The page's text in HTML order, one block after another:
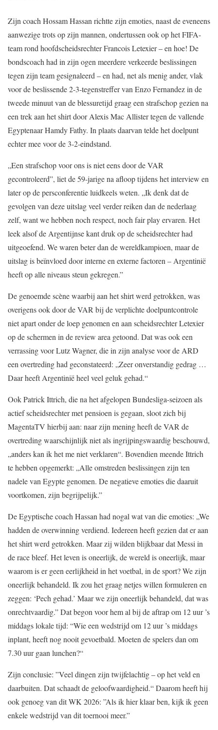
Zijn coach Hossam Hassan richtte zijn emoties, naast de eveneens
aanwezige trots op zijn mannen, ondertussen ook op het FIFA-
team rond hoofdscheidsrechter Francois Letexier – en hoe! De
bondscoach had in zijn ogen meerdere verkeerde beslissingen
tegen zijn team gesignaleerd – en had, net als menig ander, vlak
voor de beslissende 2-3-tegenstreffer van Enzo Fernandez in de
tweede minuut van de blessuretijd graag een strafschop gezien na
een trek aan het shirt door Alexis Mac Allister tegen de vallende
Egyptenaar Hamdy Fathy. In plaats daarvan telde het doelpunt
echter mee voor de 3-2-eindstand.
„Een strafschop voor ons is niet eens door de VAR
gecontroleerd”, liet de 59-jarige na afloop tijdens het interview en
later op de persconferentie luidkeels weten. „Ik denk dat de
gevolgen van deze uitslag veel verder reiken dan de nederlaag
zelf, want we hebben noch respect, noch fair play ervaren. Het
leek alsof de Argentijnse kant druk op de scheidsrechter had
uitgeoefend. We waren beter dan de wereldkampioen, maar de
uitslag is beïnvloed door interne en externe factoren – Argentinië
heeft op alle niveaus steun gekregen.”
De genoemde scène waarbij aan het shirt werd getrokken, was
overigens ook door de VAR bij de verplichte doelpuntcontrole
niet apart onder de loep genomen en aan scheidsrechter Letexier
op de schermen in de review area getoond. Dat was ook een
verrassing voor Lutz Wagner, die in zijn analyse voor de ARD
een overtreding had geconstateerd: „Zeer onverstandig gedrag …
Daar heeft Argentinië heel veel geluk gehad.“
Ook Patrick Ittrich, die na het afgelopen Bundesliga-seizoen als
actief scheidsrechter met pensioen is gegaan, sloot zich bij
MagentaTV hierbij aan: naar zijn mening heeft de VAR de
overtreding waarschijnlijk niet als ingrijpingswaardig beschouwd,
„anders kan ik het me niet verklaren“. Bovendien meende Ittrich
te hebben opgemerkt: „Alle omstreden beslissingen zijn ten
nadele van Egypte genomen. De negatieve emoties die daaruit
voortkomen, zijn begrijpelijk.”
De Egyptische coach Hassan had nogal wat van die emoties: „We
hadden de overwinning verdiend. Iedereen heeft gezien dat er aan
het shirt werd getrokken. Maar zij wilden blijkbaar dat Messi in
de race bleef. Het leven is oneerlijk, de wereld is oneerlijk, maar
waarom is er geen eerlijkheid in het voetbal, in de sport? We zijn
oneerlijk behandeld. Ik zou het graag netjes willen formuleren en
zeggen: ‘Pech gehad.’ Maar we zijn oneerlijk behandeld, dat was
onrechtvaardig.” Dat begon voor hem al bij de aftrap om 12 uur ’s
middags lokale tijd: “Wie een wedstrijd om 12 uur ’s middags
inplant, heeft nog nooit gevoetbald. Moeten de spelers dan om
7.30 uur gaan lunchen?“
Zijn conclusie: ”Veel dingen zijn twijfelachtig – op het veld en
daarbuiten. Dat schaadt de geloofwaardigheid.“ Daarom heeft hij
ook genoeg van dit WK 2026: ”Als ik hier klaar ben, kijk ik geen
enkele wedstrijd van dit toernooi meer.”